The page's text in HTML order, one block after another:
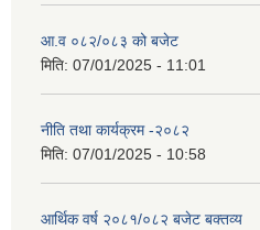
आ.व ०८२/०८३ को बजेट
मिति: 07/01/2025 - 11:01
नीति तथा कार्यक्रम -२०८२
मिति: 07/01/2025 - 10:58
आर्थिक वर्ष २०८१/०८२ बजेट बक्तव्य